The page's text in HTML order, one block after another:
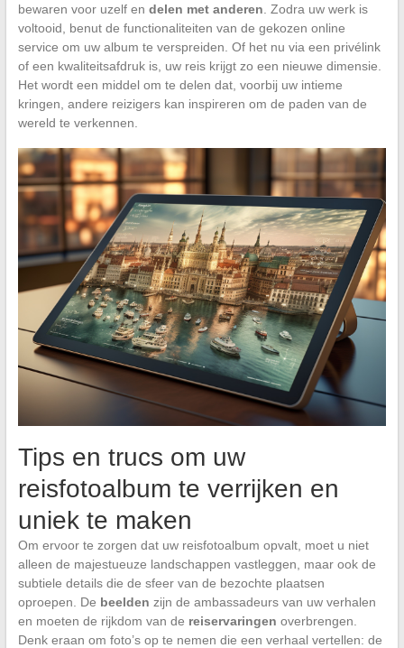
bewaren voor uzelf en delen met anderen . Zodra uw werk is
voltooid, benut de functionaliteiten van de gekozen online
service om uw album te verspreiden. Of het nu via een privélink
of een kwaliteitsafdruk is, uw reis krijgt zo een nieuwe dimensie.
Het wordt een middel om te delen dat, voorbij uw intieme
kringen, andere reizigers kan inspireren om de paden van de
wereld te verkennen.
Tips en trucs om uw
reisfotoalbum te verrijken en
uniek te maken
Om ervoor te zorgen dat uw reisfotoalbum opvalt, moet u niet
alleen de majestueuze landschappen vastleggen, maar ook de
subtiele details die de sfeer van de bezochte plaatsen
oproepen. De beelden zijn de ambassadeurs van uw verhalen
en moeten de rijkdom van de reiservaringen overbrengen.
Denk eraan om foto’s op te nemen die een verhaal vertellen: de